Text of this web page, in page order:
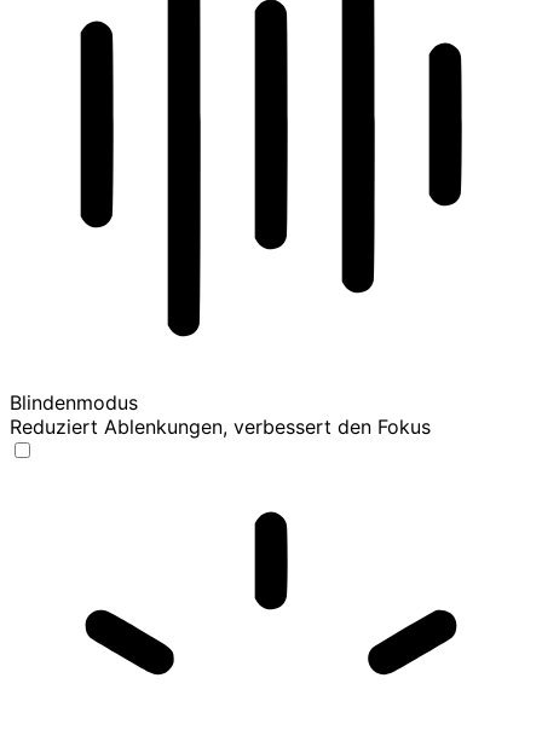
Blindenmodus
Reduziert Ablenkungen, verbessert den Fokus